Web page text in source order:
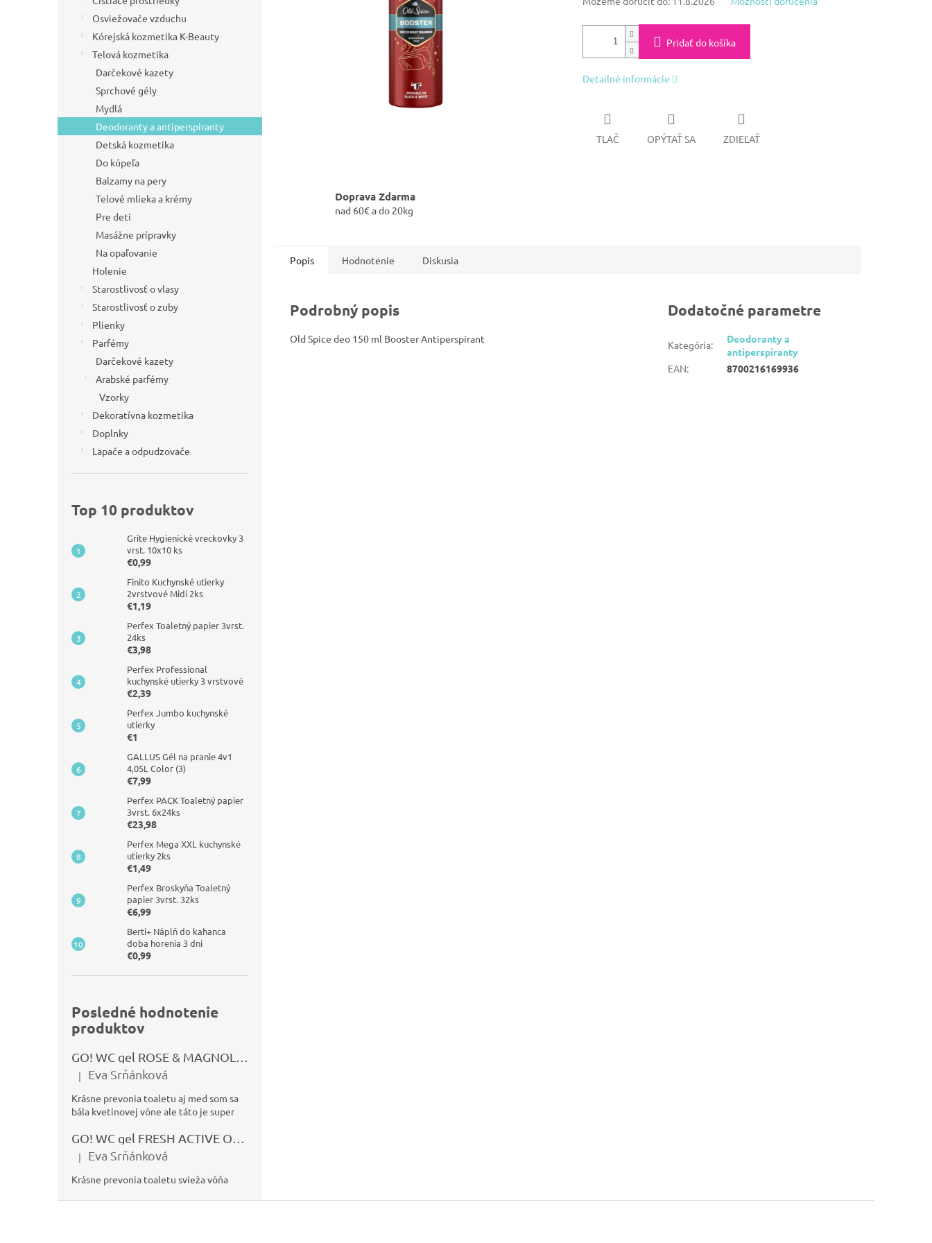
Osviežovače vzduchu
Kórejská kozmetika K-Beauty
Telová kozmetika
Darčekové kazety
Sprchové gély
Mydlá
Deodoranty a antiperspiranty
Detská kozmetika
Do kúpeľa
Balzamy na pery
Telové mlieka a krémy
Pre deti
Masážne prípravky
Na opaľovanie
Holenie
Starostlivosť o vlasy
Starostlivosť o zuby
Plienky
Parfémy
Darčekové kazety
Arabské parfémy
Vzorky
Dekoratívna kozmetika
Doplnky
Lapače a odpudzovače
Top 10 produktov
Grite Hygienické vreckovky 3
vrst. 10x10 ks
€0,99
Finito Kuchynské utierky
2vrstvové Midi 2ks
€1,19
Perfex Toaletný papier 3vrst.
24ks
€3,98
Perfex Professional
kuchynské utierky 3 vrstvové
€2,39
Perfex Jumbo kuchynské
utierky
€1
GALLUS Gél na pranie 4v1
4,05L Color (3)
€7,99
Perfex PACK Toaletný papier
3vrst. 6x24ks
€23,98
Perfex Mega XXL kuchynské
utierky 2ks
€1,49
Perfex Broskyňa Toaletný
papier 3vrst. 32ks
€6,99
Berti+ Náplň do kahanca
doba horenia 3 dni
€0,99
Posledné hodnotenie
produktov
Hodnotenie produktu je 5 z 5 hviezdičiek.
| Eva Srňánková
Krásne prevonia toaletu aj med som sa
bála kvetinovej vône ale táto je super
Hodnotenie produktu je 5 z 5 hviezdičiek.
| Eva Srňánková
Krásne prevonia toaletu svieža vôňa
Pridať do košíka
Detailné informácie
TLAČ OPÝTAŤ SA ZDIEĽAŤ
Doprava Zdarma
nad 60€ a do 20kg
Popis Hodnotenie Diskusia
Podrobný popis
Old Spice deo 150 ml Booster Antiperspirant
Dodatočné parametre
Kategória:
Deodoranty a
antiperspiranty
EAN: 8700216169936